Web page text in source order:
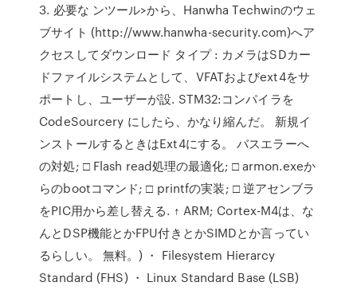
3. 必要な ンツール>から、Hanwha Techwinのウェ
ブサイト (http://www.hanwha-security.com)へア
クセスしてダウンロード タイプ : カメラはSDカー
ドファイルシステムとして、VFATおよびext4をサ
ポートし、ユーザーが設. STM32:コンパイラを
CodeSourcery にしたら、かなり縮んだ。 新規イ
ンストールするときはExt4にする。 バスエラーへ
の対処; □ Flash read処理の最適化; □ armon.exeか
らのbootコマンド; □ printfの実装; □ 逆アセンブラ
をPIC用から差し替える. ↑ ARM; Cortex-M4は、な
んとDSP機能とかFPU付きとかSIMDとか言ってい
るらしい。 無料。) ・ Filesystem Hierarcy
Standard (FHS) ・ Linux Standard Base (LSB)